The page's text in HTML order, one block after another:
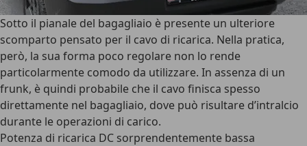
Sotto il pianale del bagagliaio è presente un ulteriore
scomparto pensato per il cavo di ricarica. Nella pratica,
però, la sua forma poco regolare non lo rende
particolarmente comodo da utilizzare. In assenza di un
frunk, è quindi probabile che il cavo finisca spesso
direttamente nel bagagliaio, dove può risultare d’intralcio
durante le operazioni di carico.
Potenza di ricarica DC sorprendentemente bassa